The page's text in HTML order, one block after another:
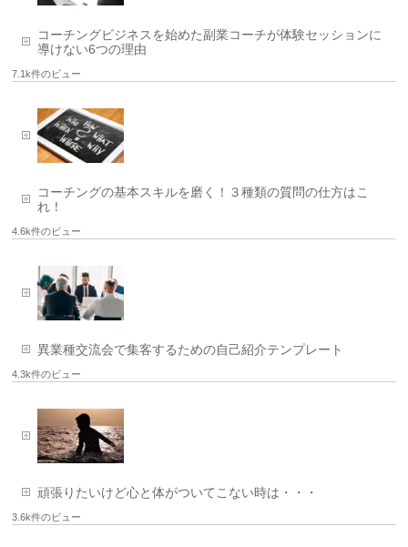
コーチングビジネスを始めた副業コーチが体験セッションに
導けない6つの理由
7.1k件のビュー
コーチングの基本スキルを磨く！３種類の質問の仕方はこ
れ！
4.6k件のビュー
異業種交流会で集客するための自己紹介テンプレート
4.3k件のビュー
頑張りたいけど心と体がついてこない時は・・・
3.6k件のビュー